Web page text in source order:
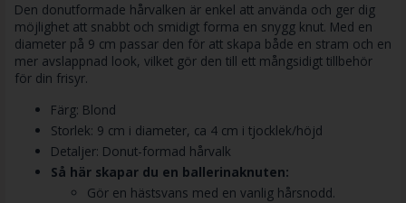
Den donutformade hårvalken är enkel att använda och ger dig
möjlighet att snabbt och smidigt forma en snygg knut. Med en
diameter på 9 cm passar den för att skapa både en stram och en
mer avslappnad look, vilket gör den till ett mångsidigt tillbehör
för din frisyr.
Färg: Blond
Storlek: 9 cm i diameter, ca 4 cm i tjocklek/höjd
Detaljer: Donut-formad hårvalk
Så här skapar du en ballerinaknuten:
Gör en hästsvans med en vanlig hårsnodd.